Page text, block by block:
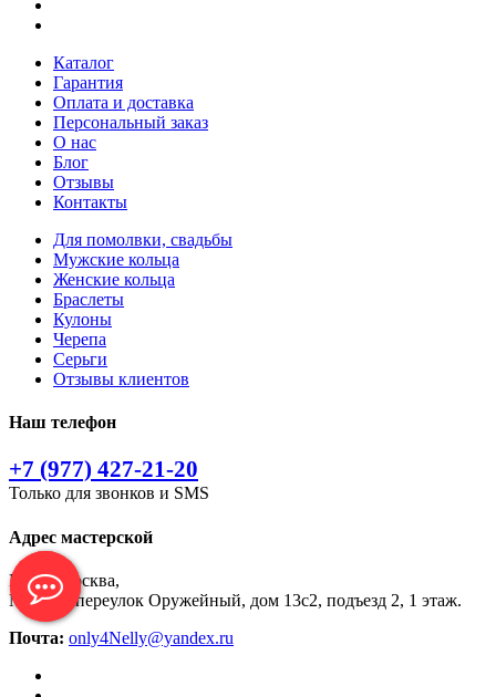
Каталог
Гарантия
Оплата и доставка
Персональный заказ
О нас
Блог
Отзывы
Контакты
Для помолвки, свадьбы
Мужские кольца
Женские кольца
Браслеты
Кулоны
Черепа
Серьги
Отзывы клиентов
Наш телефон
+7 (977) 427-21-20
Только для звонков и SMS
Адрес мастерской
Город Москва,
Москва, переулок Оружейный, дом 13с2, подъезд 2, 1 этаж.
Почта: only4Nelly@yandex.ru